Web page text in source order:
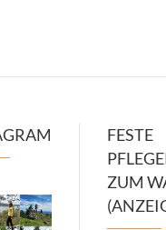
FESTE
ZUM